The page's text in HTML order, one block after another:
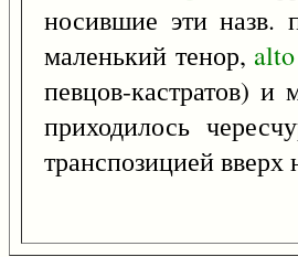
носившие эти назв.
маленький тенор, alto
певцов-кастратов)
приходилось
транспозицией